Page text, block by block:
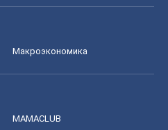
Mакроэкономика
MAMACLUB